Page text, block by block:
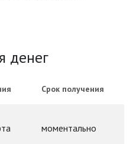
денег
Срок получения
моментально